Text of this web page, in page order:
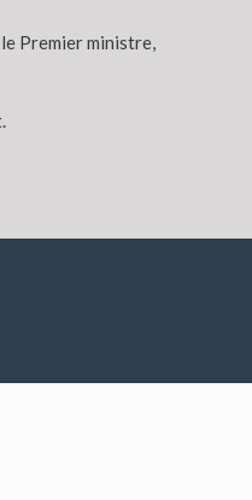
Premier ministre,